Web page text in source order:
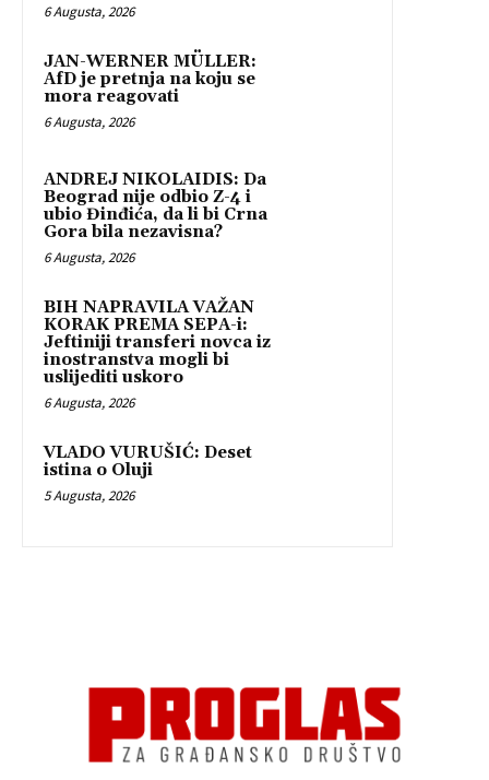
6 Augusta, 2026
JAN-WERNER MÜLLER:
AfD je pretnja na koju se
mora reagovati
6 Augusta, 2026
ANDREJ NIKOLAIDIS: Da
Beograd nije odbio Z-4 i
ubio Đinđića, da li bi Crna
Gora bila nezavisna?
6 Augusta, 2026
BIH NAPRAVILA VAŽAN
KORAK PREMA SEPA-i:
Jeftiniji transferi novca iz
inostranstva mogli bi
uslijediti uskoro
6 Augusta, 2026
VLADO VURUŠIĆ: Deset
istina o Oluji
5 Augusta, 2026